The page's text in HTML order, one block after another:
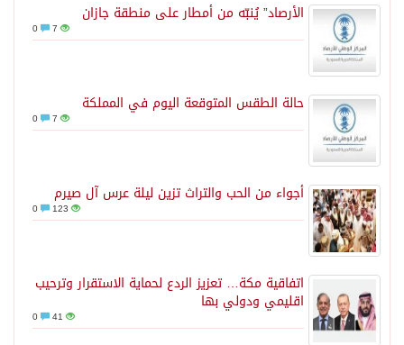
الأرصاد” يُنبّه من أمطار على منطقة جازان
7
حالة الطقس المتوقعة اليوم في المملكة
7
أجواء من الحب والتراث تزين ليلة عرس آل صيرم
123
اتفاقية مكة… تعزيز الردع لحماية الاستقرار وترحيب
اقليمي ودولي بها
41